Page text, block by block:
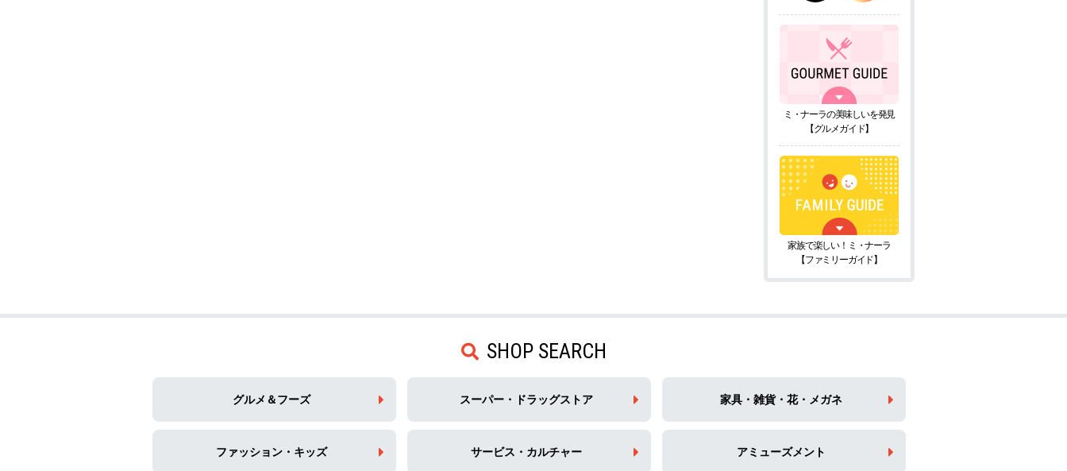
ミ・ナーラの美味しいを発見
【グルメガイド】
家族で楽しい！ミ・ナーラ
【ファミリーガイド】
SHOP SEARCH
グルメ＆フーズ スーパー・ドラッグストア 家具・雑貨・花・メガネ
ファッション・キッズ サービス・カルチャー アミューズメント